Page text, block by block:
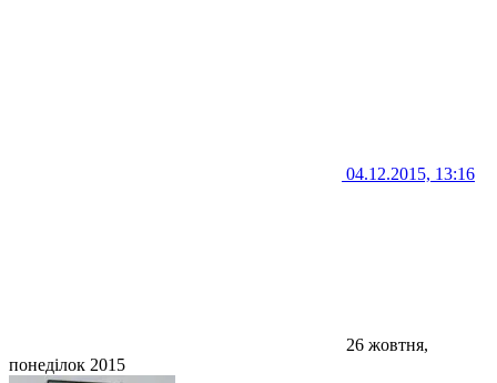
04.12.2015, 13:16
26 жовтня,
понеділок 2015